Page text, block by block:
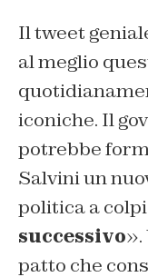
Il tweet
al meglio
iconiche. Il
potrebbe
Salvini un
politica a
successivo».
patto che